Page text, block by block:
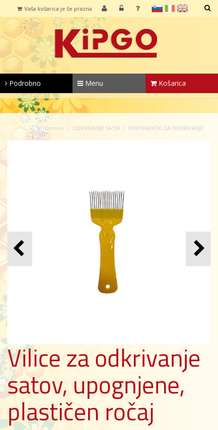
IŠČI
sl it
Vaša košarica je še prazna
Podrobno Menu Košarica
Domov ODKRIVANJE SATJA PRIPOMOČKI ZA ODKRIVANJE
Vilice za odkrivanje
satov, upognjene,
plastičen ročaj